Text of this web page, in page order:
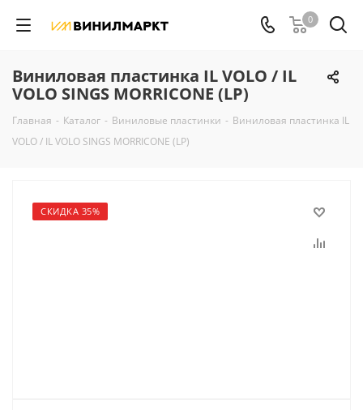
0
Виниловая пластинка IL VOLO / IL
VOLO SINGS MORRICONE (LP)
Главная - Каталог - Виниловые пластинки - Виниловая пластинка IL
VOLO / IL VOLO SINGS MORRICONE (LP)
СКИДКА 35%